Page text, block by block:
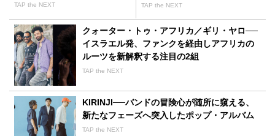
TAP the NEXT TAP the NEXT
クォーター・トゥ・アフリカ／ギリ・ヤロ──
イスラエル発、ファンクを経由しアフリカの
ルーツを新解釈する注目の2組
TAP the NEXT
KIRINJI──バンドの冒険心が随所に窺える、
新たなフェーズへ突入したポップ・アルバム
TAP the NEXT